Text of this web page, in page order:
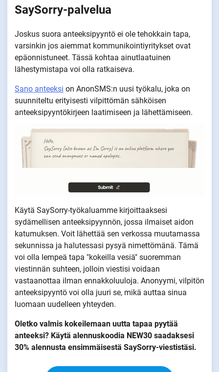
SaySorry-palvelua
Joskus suora anteeksipyyntö ei ole tehokkain tapa,
varsinkin jos aiemmat kommunikointiyritykset ovat
epäonnistuneet. Tässä kohtaa ainutlaatuinen
lähestymistapa voi olla ratkaiseva.
Sano anteeksi on AnonSMS:n uusi työkalu, joka on
suunniteltu erityisesti vilpittömän sähköisen
anteeksipyyntökirjeen laatimiseen ja lähettämiseen.
Käytä SaySorry-työkaluamme kirjoittaaksesi
sydämellisen anteeksipyynnön, jossa ilmaiset aidon
katumuksen. Voit lähettää sen verkossa muutamassa
sekunnissa ja halutessasi pysyä nimettömänä. Tämä
voi olla lempeä tapa "kokeilla vesiä" suoremman
viestinnän suhteen, jolloin viestisi voidaan
vastaanottaa ilman ennakkoluuloja. Anonyymi, vilpitön
anteeksipyyntö voi olla juuri se, mikä auttaa sinua
luomaan uudelleen yhteyden.
Oletko valmis kokeilemaan uutta tapaa pyytää
anteeksi? Käytä alennuskoodia NEW30 saadaksesi
30% alennusta ensimmäisestä SaySorry-viestistäsi.